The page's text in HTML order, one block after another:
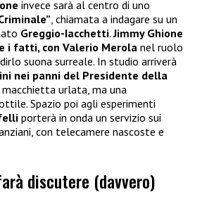
invece sarà al centro di uno
, chiamata a indagare su un
Greggio-Iacchetti.Jimmy Ghione
i fatti, con Valerio Merola nel ruolo
suona surreale. In studio arriverà
nei panni del Presidente della
macchietta urlata, ma una
Spazio poi agli esperimenti
porterà in onda un servizio sui
con telecamere nascoste e
discutere (davvero)